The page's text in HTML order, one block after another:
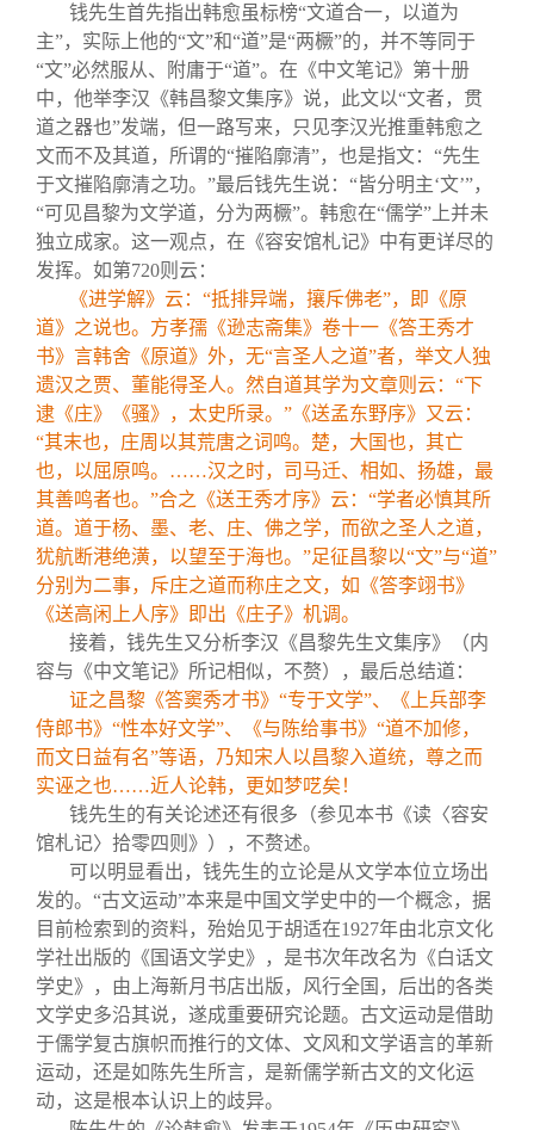
钱先生首先指出韩愈虽标榜“文道合一，以道为
主”，实际上他的“文”和“道”是“两橛”的，并不等同于
“文”必然服从、附庸于“道”。在《中文笔记》第十册
中，他举李汉《韩昌黎文集序》说，此文以“文者，贯
道之器也”发端，但一路写来，只见李汉光推重韩愈之
文而不及其道，所谓的“摧陷廓清”，也是指文：“先生
于文摧陷廓清之功。”最后钱先生说：“皆分明主‘文’”，
“可见昌黎为文学道，分为两橛”。韩愈在“儒学”上并未
独立成家。这一观点，在《容安馆札记》中有更详尽的
发挥。如第720则云：
《进学解》云：“抵排异端，攘斥佛老”，即《原
道》之说也。方孝孺《逊志斋集》卷十一《答王秀才
书》言韩舍《原道》外，无“言圣人之道”者，举文人独
遗汉之贾、董能得圣人。然自道其学为文章则云：“下
逮《庄》《骚》，太史所录。”《送孟东野序》又云：
“其末也，庄周以其荒唐之词鸣。楚，大国也，其亡
也，以屈原鸣。……汉之时，司马迁、相如、扬雄，最
其善鸣者也。”合之《送王秀才序》云：“学者必慎其所
道。道于杨、墨、老、庄、佛之学，而欲之圣人之道，
犹航断港绝潢，以望至于海也。”足征昌黎以“文”与“道”
分别为二事，斥庄之道而称庄之文，如《答李翊书》
《送高闲上人序》即出《庄子》机调。
接着，钱先生又分析李汉《昌黎先生文集序》（内
容与《中文笔记》所记相似，不赘），最后总结道：
证之昌黎《答窦秀才书》“专于文学”、《上兵部李
侍郎书》“性本好文学”、《与陈给事书》“道不加修，
而文日益有名”等语，乃知宋人以昌黎入道统，尊之而
实诬之也……近人论韩，更如梦呓矣！
钱先生的有关论述还有很多（参见本书《读〈容安
馆札记〉拾零四则》），不赘述。
可以明显看出，钱先生的立论是从文学本位立场出
发的。“古文运动”本来是中国文学史中的一个概念，据
目前检索到的资料，殆始见于胡适在1927年由北京文化
学社出版的《国语文学史》，是书次年改名为《白话文
学史》，由上海新月书店出版，风行全国，后出的各类
文学史多沿其说，遂成重要研究论题。古文运动是借助
于儒学复古旗帜而推行的文体、文风和文学语言的革新
运动，还是如陈先生所言，是新儒学新古文的文化运
动，这是根本认识上的歧异。